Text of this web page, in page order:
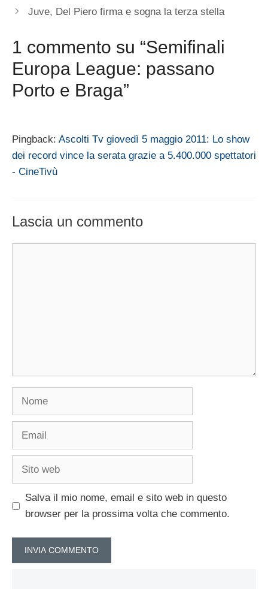
Juve, Del Piero firma e sogna la terza stella
1 commento su “Semifinali
Europa League: passano
Porto e Braga”
Pingback: Ascolti Tv giovedì 5 maggio 2011: Lo show
dei record vince la serata grazie a 5.400.000 spettatori
- CineTivù
Lascia un commento
Nome
Email
Sito
Salva il mio nome, email e sito web in questo
browser per la prossima volta che commento.